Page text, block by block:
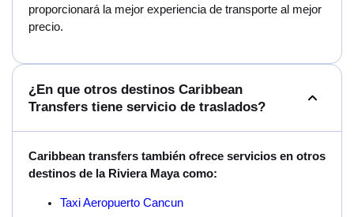
proporcionará la mejor experiencia de transporte al mejor
precio.
¿En que otros destinos Caribbean
Transfers tiene servicio de traslados?
Caribbean transfers también ofrece servicios en otros
destinos de la Riviera Maya como:
Taxi Aeropuerto Cancun